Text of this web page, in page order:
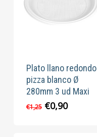
Plato llano redondo
pizza blanco Ø
280mm 3 ud Maxi
€1,25 El
€0,90El